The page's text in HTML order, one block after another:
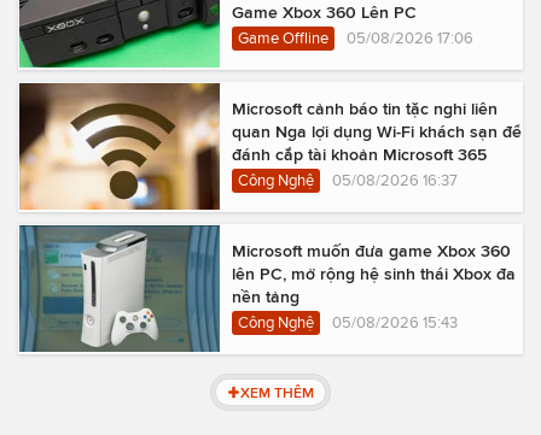
Game Xbox 360 Lên PC
Game Offline 05/08/2026 17:06
Microsoft cảnh báo tin tặc nghi liên
quan Nga lợi dụng Wi-Fi khách sạn để
đánh cắp tài khoản Microsoft 365
Công Nghệ 05/08/2026 16:37
Microsoft muốn đưa game Xbox 360
lên PC, mở rộng hệ sinh thái Xbox đa
nền tảng
Công Nghệ 05/08/2026 15:43
XEM THÊM